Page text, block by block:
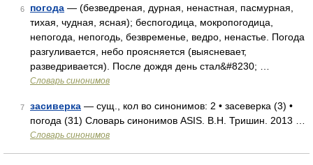
6 погода — (безведреная, дурная, ненастная, пасмурная,
тихая, чудная, ясная); беспогодица, мокропогодица,
непогода, непогодь, безвременье, ведро, ненастье. Погода
разгуливается, небо проясняется (выясневает,
разведривается). После дождя день стал&#8230; …
Словарь синонимов
7 засиверка — сущ., кол во синонимов: 2 • засеверка (3) •
погода (31) Словарь синонимов ASIS. В.Н. Тришин. 2013 …
Словарь синонимов